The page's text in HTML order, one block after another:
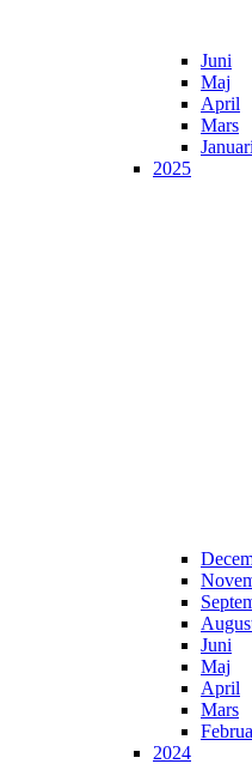
Juni
Maj
April
Mars
Januari
2025
Juni
Maj
April
Mars
2024